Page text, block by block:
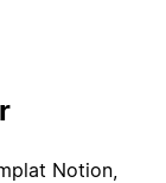
Notion,